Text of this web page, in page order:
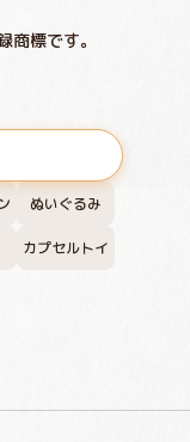
ぬいぐるみ
カプセルトイ
標です。